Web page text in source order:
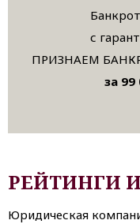
с
ПРИЗНАЕМ
за
РЕЙТИНГИ
Юридическая